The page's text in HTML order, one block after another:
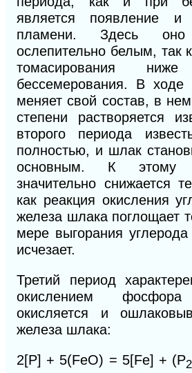
является появление и
пламени. Здесь
ослепительно белым, так
томасирования ниже
бессемерования. В ходе
меняет свой состав, в
степени растворяется
второго периода
полностью, и шлак
основным. К
значительно снижается
как реакция окисления
железа шлака поглощает
мере выгорания
исчезает.
Третий период
окислением
окисляется и
железа шлака:
2[P] + 5(FeO) = 5[Fe] + (P2